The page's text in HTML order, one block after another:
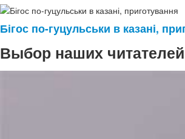
Бігос по-гуцульськи в казані,
Выбор наших читателей